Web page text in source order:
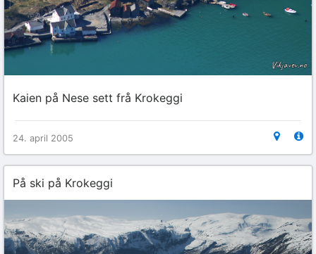
Kaien på Nese sett frå Krokeggi
24. april 2005
På ski på Krokeggi